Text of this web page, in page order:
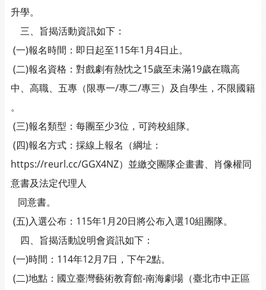
升學。
三、旨揭活動資訊如下：
(一)報名時間：即日起至115年1月4日止。
(二)報名資格：對戲劇有熱忱之15歲至未滿19歲在職高
中、高職、五專（限專一/專二/專三）及自學生，不限國籍
。
(三)報名類型：每團至少3位，可跨校組隊。
(四)報名方式：採線上報名（綱址：
https://reurl.cc/GGX4NZ）並繳交團隊企畫書、肖像權同
意書及法定代理人
同意書。
(五)入選公布：115年1月20日將公布入選10組團隊。
四、旨揭活動說明會資訊如下：
(一)時間：114年12月7日，下午2點。
(二)地點：國立臺灣藝術教育館-南海劇場（臺北市中正區